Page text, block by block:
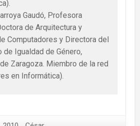
Gaudó, Profesora
de Arquitectura y
Computadores y Directora del
de Igualdad de Género,
Zaragoza. Miembro de la red
en Informática).